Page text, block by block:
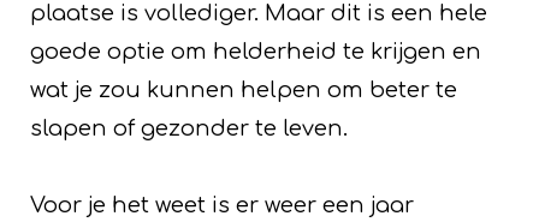
plaatse is vollediger. Maar dit is een hele
goede optie om helderheid te krijgen en
wat je zou kunnen helpen om beter te
slapen of gezonder te leven.
Voor je het weet is er weer een jaar